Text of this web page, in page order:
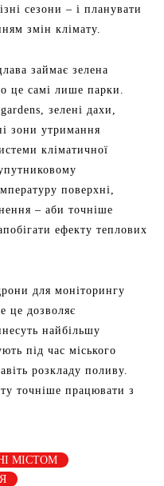
сезони – і планувати
змін клімату.
займає зелена
це самі лише парки.
зелені дахи,
зони утримання
кліматичної
поверхні,
– аби точніше
ефекту теплових
для моніторингу
це дозволяє
найбільшу
під час міського
розкладу поливу.
точніше працювати з
МІСТОМ